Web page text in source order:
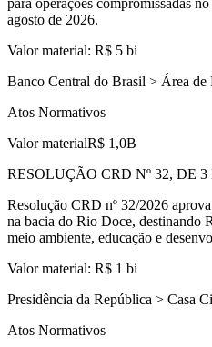
para operações compromissadas
agosto de 2026.
Valor material: R$ 5 bi
Banco Central do Brasil > Área de
Atos Normativos
Valor materialR$ 1,0B
RESOLUÇÃO CRD Nº 32, DE
Resolução CRD nº 32/2026
na bacia do Rio Doce, destinando
meio ambiente, educação e
Valor material: R$ 1 bi
Presidência da República > Casa
Atos Normativos